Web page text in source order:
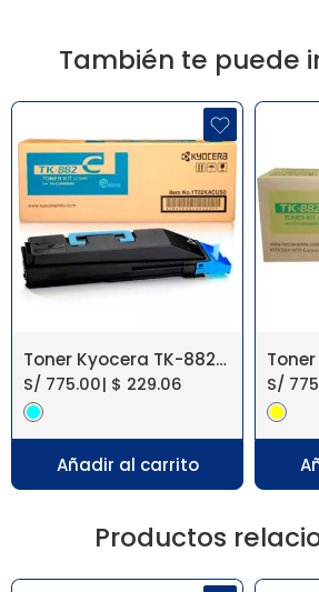
También te puede
Toner Kyocera TK-882C Cyan FS-C8500DN
S/ 775.00| $ 229.06
Añadir al carrito
S/
Productos